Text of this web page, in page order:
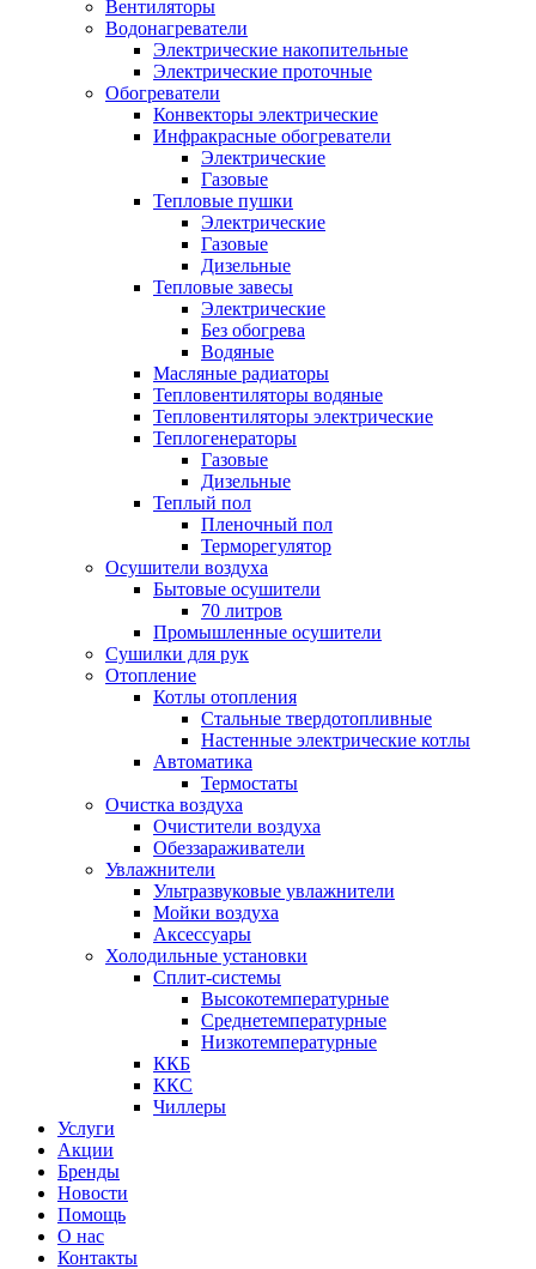
Вентиляторы
Водонагреватели
Электрические накопительные
Электрические проточные
Обогреватели
Конвекторы электрические
Инфракрасные обогреватели
Электрические
Газовые
Тепловые пушки
Электрические
Газовые
Дизельные
Тепловые завесы
Электрические
Без обогрева
Водяные
Масляные радиаторы
Тепловентиляторы водяные
Тепловентиляторы электрические
Теплогенераторы
Газовые
Дизельные
Теплый пол
Пленочный пол
Терморегулятор
Осушители воздуха
Бытовые осушители
70 литров
Промышленные осушители
Сушилки для рук
Отопление
Котлы отопления
Стальные твердотопливные
Настенные электрические котлы
Автоматика
Термостаты
Очистка воздуха
Очистители воздуха
Обеззараживатели
Увлажнители
Ультразвуковые увлажнители
Мойки воздуха
Аксессуары
Холодильные установки
Сплит-системы
Высокотемпературные
Среднетемпературные
Низкотемпературные
ККБ
ККС
Чиллеры
Услуги
Акции
Бренды
Новости
Помощь
О нас
Контакты